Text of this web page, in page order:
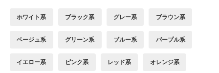
ホワイト系 ブラック系 グレー系 ブラウン系
ベージュ系 グリーン系 ブルー系 パープル系
イエロー系 ピンク系 レッド系 オレンジ系